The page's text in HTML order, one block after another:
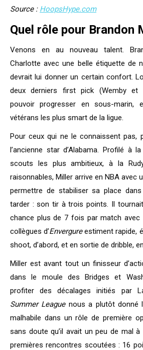
Source : HoopsHype.com
Quel rôle pour Brandon
Venons en au nouveau talent.
Charlotte avec une belle étiquette de
devrait lui donner un certain confort.
deux derniers first pick (Wemby et
pouvoir progresser en sous-marin,
vétérans les plus smart de la ligue.
Pour ceux qui ne le connaissent pas,
l’ancienne star d’Alabama. Profilé à
scouts les plus ambitieux, à la
raisonnables, Miller arrive en NBA avec
permettre de stabiliser sa place
tarder : son tir à trois points. Il
chance plus de 7 fois par match avec
collègues d’Envergureestiment rapide,
shoot, d’abord, et en sortie de dribble,
Miller est avant tout un finisseur
dans le moule des Bridges et
profiter des décalages initiés par
Summer Leaguenous a plutôt donné
malhabile dans un rôle de première
sans doute qu’il avait un peu de mal
premières rencontres scoutées : 16